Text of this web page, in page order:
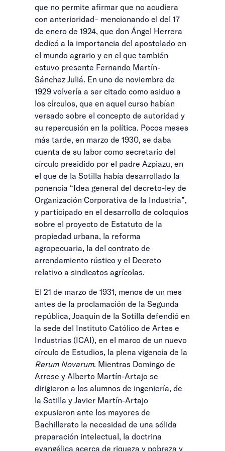
que no permite afirmar que no acudiera
con anterioridad– mencionando el del 17
de enero de 1924, que don Ángel Herrera
dedicó a la importancia del apostolado en
el mundo agrario y en el que también
estuvo presente Fernando Martín-
Sánchez Juliá. En uno de noviembre de
1929 volvería a ser citado como asiduo a
los círculos, que en aquel curso habían
versado sobre el concepto de autoridad y
su repercusión en la política. Pocos meses
más tarde, en marzo de 1930, se daba
cuenta de su labor como secretario del
círculo presidido por el padre Azpiazu, en
el que de la Sotilla había desarrollado la
ponencia “Idea general del decreto-ley de
Organización Corporativa de la Industria”,
y participado en el desarrollo de coloquios
sobre el proyecto de Estatuto de la
propiedad urbana, la reforma
agropecuaria, la del contrato de
arrendamiento rústico y el Decreto
relativo a sindicatos agrícolas.
El 21 de marzo de 1931, menos de un mes
antes de la proclamación de la Segunda
república, Joaquín de la Sotilla defendió en
la sede del Instituto Católico de Artes e
Industrias (ICAI), en el marco de un nuevo
círculo de Estudios, la plena vigencia de la
Rerum Novarum. Mientras Domingo de
Arrese y Alberto Martín-Artajo se
dirigieron a los alumnos de ingeniería, de
la Sotilla y Javier Martín-Artajo
expusieron ante los mayores de
Bachillerato la necesidad de una sólida
preparación intelectual, la doctrina
evangélica acerca de riqueza y pobreza y